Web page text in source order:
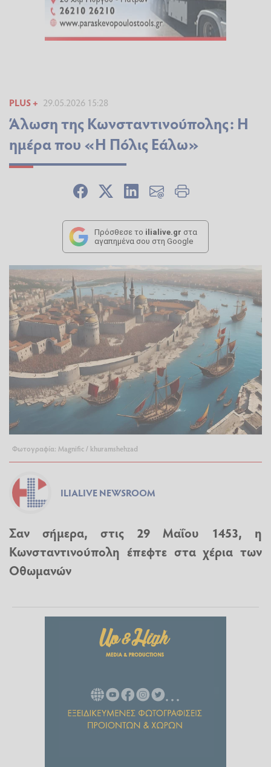
PLUS + 29.05.2026 15:28
Άλωση της Κωνσταντινούπολης: Η
ημέρα που «Η Πόλις Εάλω»
Πρόσθεσε το ilialive.gr στα
αγαπημένα σου στη Google
Φωτογραφία: Magnific / khuramshehzad
ILIALIVE NEWSROOM
Σαν σήμερα, στις 29 Μαΐου 1453, η
Κωνσταντινούπολη έπεφτε στα χέρια των
Οθωμανών